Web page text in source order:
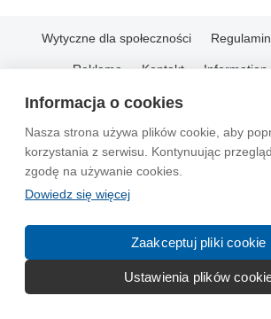
Informacja o cookies
Nasza strona używa plików cookie, aby
korzystania z serwisu. Kontynuując
zgodę na używanie cookies.
Dowiedz się więcej
Zaakceptuj pliki cookie
Ustawienia plików
Wytyczne dla społeczności Regulamin
Reklama Kontakt Information